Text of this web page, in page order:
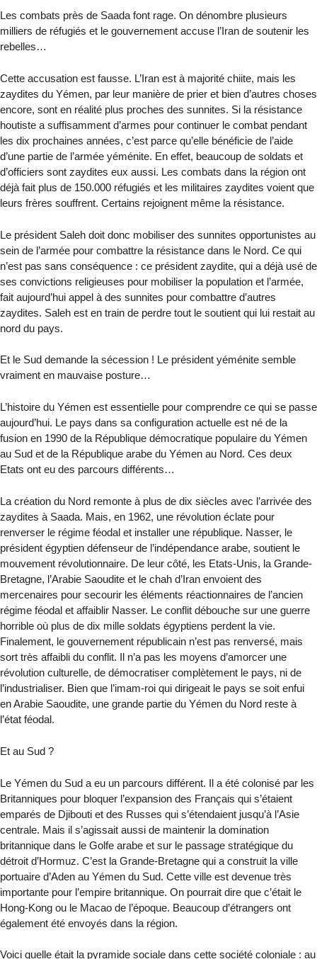
Les combats près de Saada font rage. On dénombre plusieurs
milliers de réfugiés et le gouvernement accuse l’Iran de soutenir les
rebelles…
Cette accusation est fausse. L’Iran est à majorité chiite, mais les
zaydites du Yémen, par leur manière de prier et bien d’autres choses
encore, sont en réalité plus proches des sunnites. Si la résistance
houtiste a suffisamment d’armes pour continuer le combat pendant
les dix prochaines années, c’est parce qu’elle bénéficie de l’aide
d’une partie de l’armée yéménite. En effet, beaucoup de soldats et
d’officiers sont zaydites eux aussi. Les combats dans la région ont
déjà fait plus de 150.000 réfugiés et les militaires zaydites voient que
leurs frères souffrent. Certains rejoignent même la résistance.
Le président Saleh doit donc mobiliser des sunnites opportunistes au
sein de l’armée pour combattre la résistance dans le Nord. Ce qui
n’est pas sans conséquence : ce président zaydite, qui a déjà usé de
ses convictions religieuses pour mobiliser la population et l’armée,
fait aujourd’hui appel à des sunnites pour combattre d’autres
zaydites. Saleh est en train de perdre tout le soutient qui lui restait au
nord du pays.
Et le Sud demande la sécession ! Le président yéménite semble
vraiment en mauvaise posture…
L’histoire du Yémen est essentielle pour comprendre ce qui se passe
aujourd’hui. Le pays dans sa configuration actuelle est né de la
fusion en 1990 de la République démocratique populaire du Yémen
au Sud et de la République arabe du Yémen au Nord. Ces deux
Etats ont eu des parcours différents…
La création du Nord remonte à plus de dix siècles avec l’arrivée des
zaydites à Saada. Mais, en 1962, une révolution éclate pour
renverser le régime féodal et installer une république. Nasser, le
président égyptien défenseur de l’indépendance arabe, soutient le
mouvement révolutionnaire. De leur côté, les Etats-Unis, la Grande-
Bretagne, l’Arabie Saoudite et le chah d’Iran envoient des
mercenaires pour secourir les éléments réactionnaires de l’ancien
régime féodal et affaiblir Nasser. Le conflit débouche sur une guerre
horrible où plus de dix mille soldats égyptiens perdent la vie.
Finalement, le gouvernement républicain n’est pas renversé, mais
sort très affaibli du conflit. Il n’a pas les moyens d’amorcer une
révolution culturelle, de démocratiser complètement le pays, ni de
l’industrialiser. Bien que l’imam-roi qui dirigeait le pays se soit enfui
en Arabie Saoudite, une grande partie du Yémen du Nord reste à
l’état féodal.
Et au Sud ?
Le Yémen du Sud a eu un parcours différent. Il a été colonisé par les
Britanniques pour bloquer l’expansion des Français qui s’étaient
emparés de Djibouti et des Russes qui s’étendaient jusqu’à l’Asie
centrale. Mais il s’agissait aussi de maintenir la domination
britannique dans le Golfe arabe et sur le passage stratégique du
détroit d’Hormuz. C’est la Grande-Bretagne qui a construit la ville
portuaire d’Aden au Yémen du Sud. Cette ville est devenue très
importante pour l’empire britannique. On pourrait dire que c’était le
Hong-Kong ou le Macao de l’époque. Beaucoup d’étrangers ont
également été envoyés dans la région.
Voici quelle était la pyramide sociale dans cette société coloniale : au